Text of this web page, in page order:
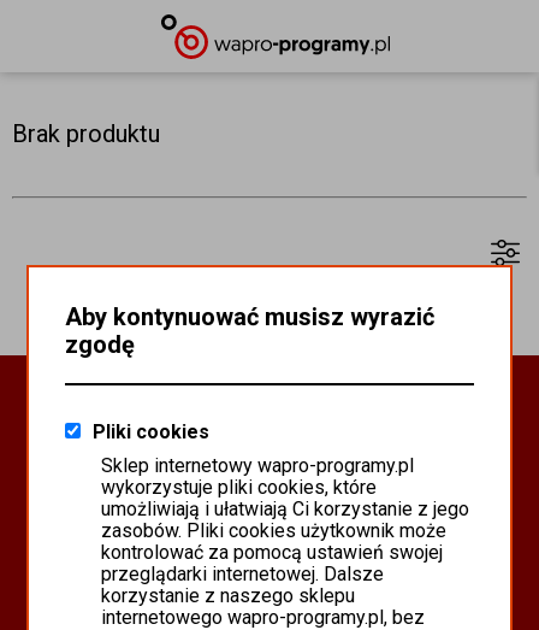
Brak produktu
PROGRAMY WAPRO ERP
PROGRAMY MISTRAL
SYSTEM SCANMAG
Oferta
Programy Asseco WAPRO
Odnowienia 365 i aktualizacje
Aby kontynuować musisz wyrazić
zgodę
Pliki cookies
Sklep internetowy wapro-programy.pl
wykorzystuje pliki cookies, które
umożliwiają i ułatwiają Ci korzystanie z jego
zasobów. Pliki cookies użytkownik może
kontrolować za pomocą ustawień swojej
przeglądarki internetowej. Dalsze
korzystanie z naszego sklepu
internetowego wapro-programy.pl, bez